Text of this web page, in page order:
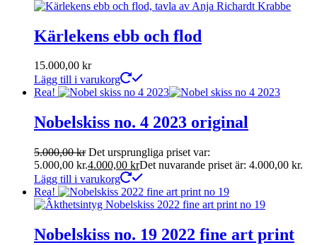
Kärlekens ebb och flod
15.000,00 kr
Lägg till i varukorg
Rea!
Nobelskiss no. 4 2023 original
5.000,00kr Det ursprungliga priset var:
5.000,00 kr.4.000,00 krDet nuvarande priset är: 4.000,00 kr.
Lägg till i varukorg
Rea!
Nobelskiss no. 19 2022 fine art print